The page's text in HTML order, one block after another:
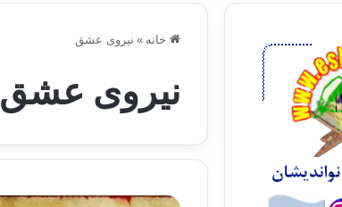
خانه » نیروی عشق
نیروی عشق